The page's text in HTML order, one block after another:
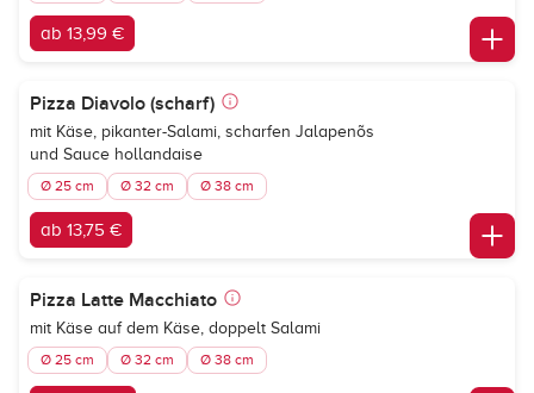
ab 13,99 €
Pizza Diavolo (scharf)
mit Käse, pikanter-Salami, scharfen Jalapenõs
und Sauce hollandaise
Ø 25 cm Ø 32 cm Ø 38 cm
ab 13,75 €
Pizza Latte Macchiato
mit Käse auf dem Käse, doppelt Salami
Ø 25 cm Ø 32 cm Ø 38 cm